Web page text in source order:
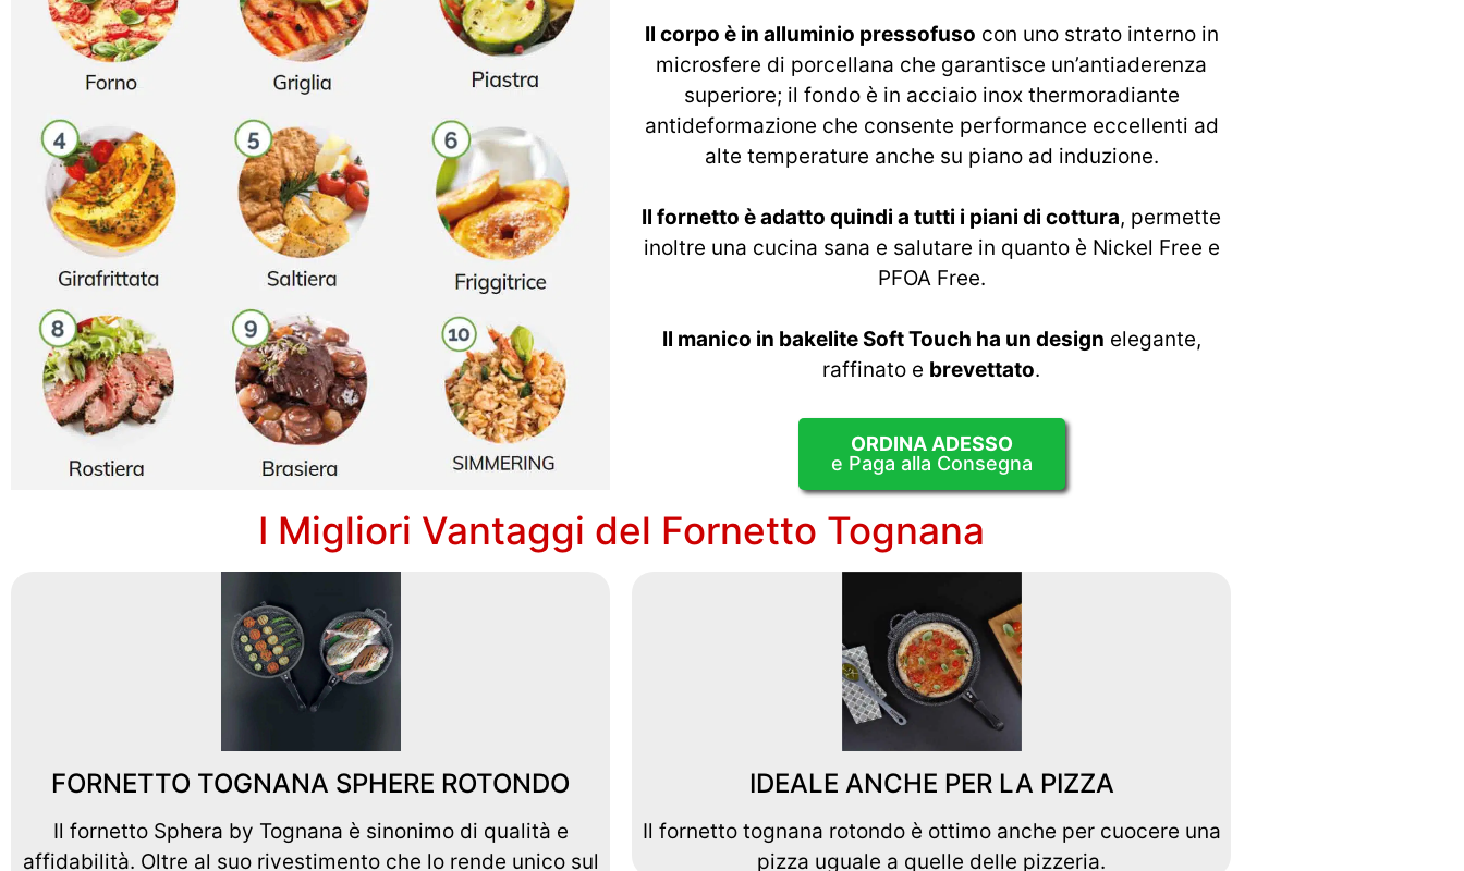
Il corpo è in alluminio pressofuso con uno strato interno in
microsfere di porcellana che garantisce un’antiaderenza
superiore; il fondo è in acciaio inox thermoradiante
antideformazione che consente performance eccellenti ad
alte temperature anche su piano ad induzione.
Il fornetto è adatto quindi a tutti i piani di cottura, permette
inoltre una cucina sana e salutare in quanto è Nickel Free e
PFOA Free.
Il manico in bakelite Soft Touch ha un design elegante,
raffinato e brevettato.
ORDINA ADESSO
e Paga alla Consegna
I Migliori Vantaggi del Fornetto Tognana
FORNETTO TOGNANA SPHERE ROTONDO
Il fornetto Sphera by Tognana è sinonimo di qualità e
affidabilità. Oltre al suo rivestimento che lo rende unico sul
IDEALE ANCHE PER LA PIZZA
Il fornetto tognana rotondo è ottimo anche per cuocere una
pizza uguale a quelle delle pizzeria.